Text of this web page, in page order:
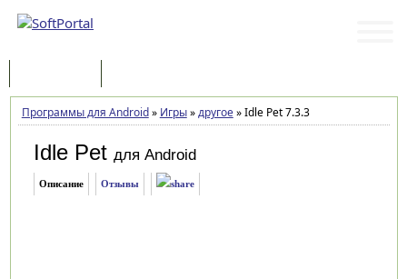
Программы для Android» Игры»другое»Idle Pet 7.3.3
Idle Pet для Android
Описание Отзывы